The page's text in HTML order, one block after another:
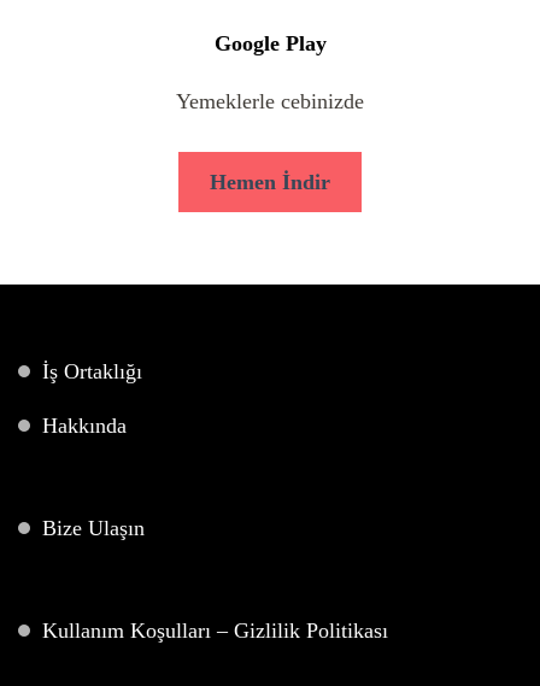
Google Play
Yemeklerle cebinizde
Hemen İndir
İş Ortaklığı
Hakkında
Bize Ulaşın
Kullanım Koşulları – Gizlilik Politikası